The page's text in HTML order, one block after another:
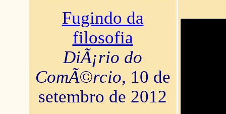
Fugindo da
filosofia
DiÃ¡rio do
ComÃ©rcio, 10 de
setembro de 2012